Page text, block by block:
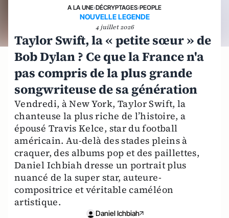
A LA UNE›DÉCRYPTAGES›PEOPLE
NOUVELLE LEGENDE
4 juillet 2026
Taylor Swift, la « petite sœur » de
Bob Dylan ? Ce que la France n'a
pas compris de la plus grande
songwriteuse de sa génération
Vendredi, à New York, Taylor Swift, la
chanteuse la plus riche de l’histoire, a
épousé Travis Kelce, star du football
américain. Au-delà des stades pleins à
craquer, des albums pop et des paillettes,
Daniel Ichbiah dresse un portrait plus
nuancé de la super star, auteure-
compositrice et véritable caméléon
artistique.
Daniel Ichbiah